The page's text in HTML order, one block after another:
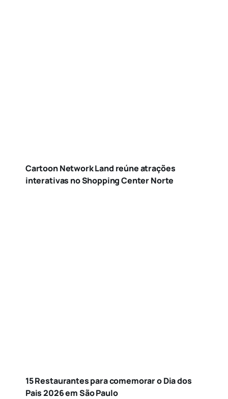
Cartoon Network Land reúne atrações
interativas no Shopping Center Norte
15 Restaurantes para comemorar o Dia dos
Pais 2026 em São Paulo